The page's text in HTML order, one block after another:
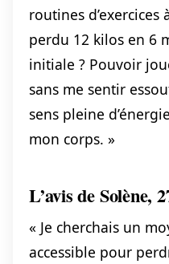
routines d’exercices
perdu 12 kilos en 6
initiale ? Pouvoir
sans me sentir
sens pleine
mon corps. »
L’avis de Solène,
« Je cherchais un
accessible pour